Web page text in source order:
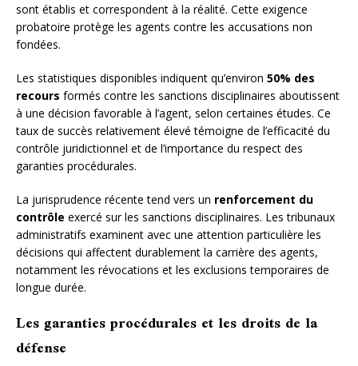
sont établis et correspondent à la réalité. Cette exigence
probatoire protège les agents contre les accusations non
fondées.
Les statistiques disponibles indiquent qu’environ 50% des
recours formés contre les sanctions disciplinaires aboutissent
à une décision favorable à l’agent, selon certaines études. Ce
taux de succès relativement élevé témoigne de l’efficacité du
contrôle juridictionnel et de l’importance du respect des
garanties procédurales.
La jurisprudence récente tend vers un renforcement du
contrôle exercé sur les sanctions disciplinaires. Les tribunaux
administratifs examinent avec une attention particulière les
décisions qui affectent durablement la carrière des agents,
notamment les révocations et les exclusions temporaires de
longue durée.
Les garanties procédurales et les droits de la
défense